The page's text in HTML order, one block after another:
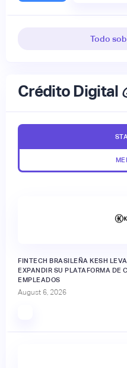
Todo
Crédito Digital
FINTECH BRASILEÑA KESH
EXPANDIR SU PLATAFORMA DE
EMPLEADOS
August 6, 2026